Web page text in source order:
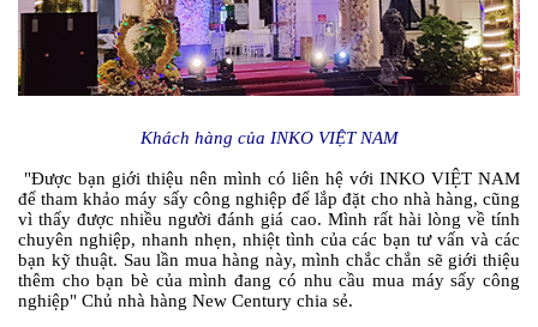
Khách hàng của INKO VIỆT NAM
"Được bạn giới thiệu nên mình có liên hệ với INKO VIỆT NAM
để tham khảo máy sấy công nghiệp để lắp đặt cho nhà hàng, cũng
vì thấy được nhiều người đánh giá cao. Mình rất hài lòng về tính
chuyên nghiệp, nhanh nhẹn, nhiệt tình của các bạn tư vấn và các
bạn kỹ thuật. Sau lần mua hàng này, mình chắc chắn sẽ giới thiệu
thêm cho bạn bè của mình đang có nhu cầu mua máy sấy công
nghiệp" Chủ nhà hàng New Century chia sẻ.